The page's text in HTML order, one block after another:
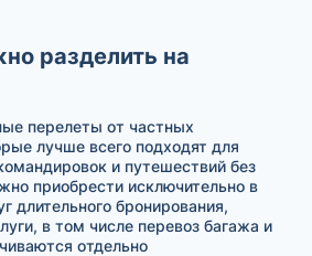
разделить на
перелеты от частных
лучше всего подходят для
и путешествий без
приобрести исключительно в
длительного бронирования,
в том числе перевоз багажа и
отдельно